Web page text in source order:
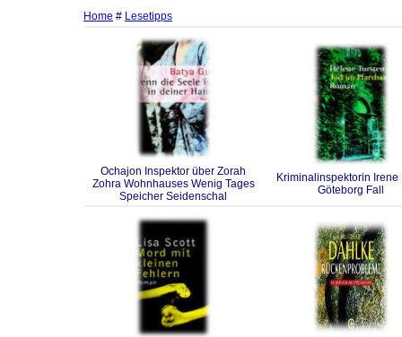
Home # Lesetipps
Ochajon Inspektor über Zorah
Zohra Wohnhauses Wenig Tages
Speicher Seidenschal
Kriminalinspektorin Irene
Göteborg Fall